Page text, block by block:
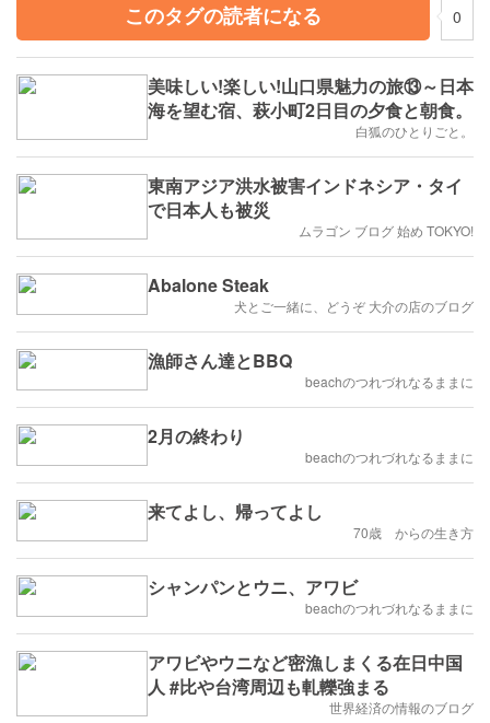
このタグの読者になる
0
美味しい!楽しい!山口県魅力の旅⑬～日本
海を望む宿、萩小町2日目の夕食と朝食。
白狐のひとりごと。
東南アジア洪水被害インドネシア・タイ
で日本人も被災
ムラゴン ブログ 始め TOKYO!
Abalone Steak
犬とご一緒に、どうぞ 大介の店のブログ
漁師さん達とBBQ
beachのつれづれなるままに
2月の終わり
beachのつれづれなるままに
来てよし、帰ってよし
70歳 からの生き方
シャンパンとウニ、アワビ
beachのつれづれなるままに
アワビやウニなど密漁しまくる在日中国
人 #比や台湾周辺も軋轢強まる
世界経済の情報のブログ